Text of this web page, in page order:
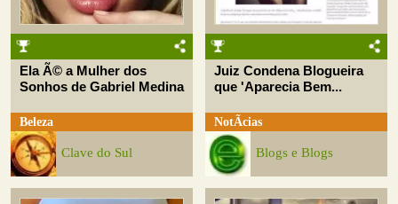
Ela Ã© a Mulher dos
Sonhos de Gabriel Medina
Beleza
Clave do Sul
Juiz Condena Blogueira
que 'Aparecia Bem...
NotÃ­cias
Blogs e Blogs